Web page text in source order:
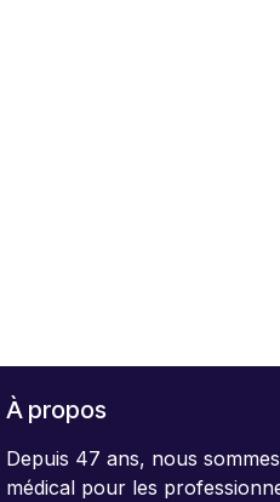
À propos
Depuis 47 ans, nous
médical pour les